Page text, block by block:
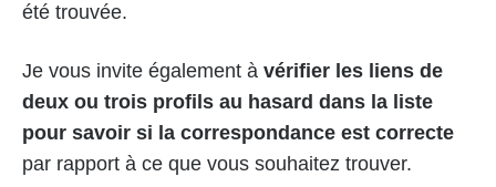
été trouvée.
Je vous invite également à vérifier les liens de
deux ou trois profils au hasard dans la liste
pour savoir si la correspondance est correcte
par rapport à ce que vous souhaitez trouver.